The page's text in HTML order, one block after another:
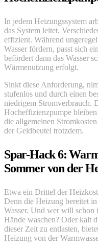
In jedem Heizungssystem
das System leitet.
effizient. Während
Wasser fördern, passt sich
befördert dann das Wasser
Wärmenutzung erfolgt.
Sinkt diese Anforderung,
stufenlos und durch einen
niedrigem Stromverbrauch.
Hocheffizienzpumpe
die allgemeinen
der Geldbeutel trotzdem.
Spar-Hack 6:
Sommer von der
Etwa ein Drittel der
Denn die Heizung bereitet
Wasser. Und wer will schon
Hände waschen? Oder kalt
dieser Zeit zu entlasten,
Heizung von der